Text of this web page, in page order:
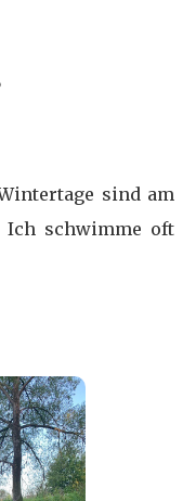
sind am
Ich schwimme oft